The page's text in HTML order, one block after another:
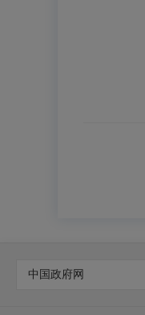
中国政府网